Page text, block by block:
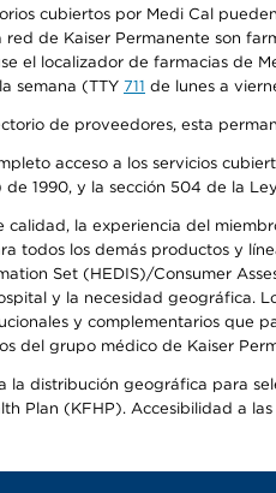
cubiertos por Medi Cal
de Kaiser Permanente son
el localizador de farmacias de
semana (TTY 711 de lunes a
de proveedores, esta
acceso a los servicios
1990, y la sección 504 de la
la experiencia del
todos los demás productos y
Set (HEDIS)/Consumer
y la necesidad geográfica.
y complementarios que
del grupo médico de Kaiser
la distribución geográfica para
Plan (KFHP). Accesibilidad a